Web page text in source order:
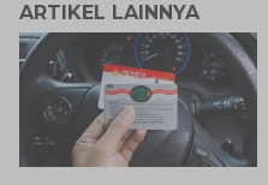
ARTIKEL LAINNYA